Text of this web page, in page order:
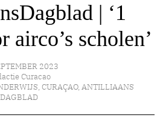
| ‘1
scholen’
2023
Curacao
, CURAÇAO, ANTILLIAANS
DAGBLAD